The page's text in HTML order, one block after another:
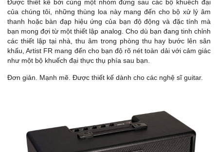
Được thiết kế bởi cùng một nhóm đứng sau các bộ khuếch đại
của chúng tôi, những thùng loa này mang đến cho bộ xử lý âm
thanh hoặc bàn đạp hiệu ứng của bạn độ động và đặc tính mà
bạn mong đợi từ một thiết lập analog. Cho dù bạn đang tinh chỉnh
các thiết lập tại nhà, thu âm trong phòng thu hay bước lên sân
khấu, Artist FR mang đến cho bạn độ rõ nét toàn dải với cảm giác
như một bộ khuếch đại thực thụ phía sau bạn.
Đơn giản. Mạnh mẽ. Được thiết kế dành cho các nghệ sĩ guitar.